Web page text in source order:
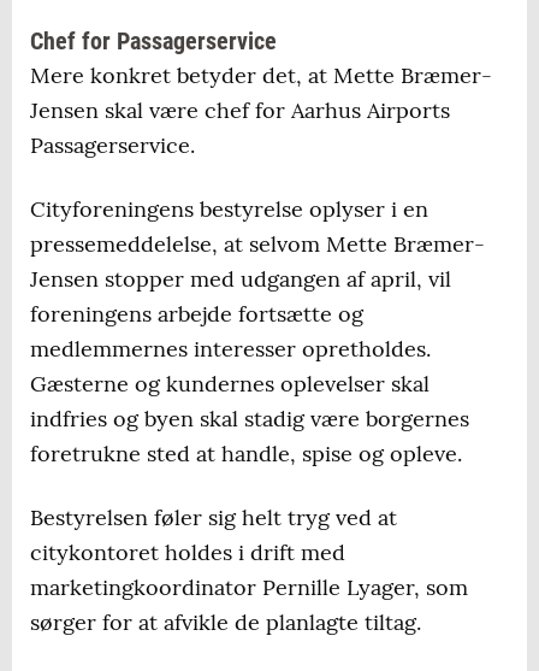
Chef for Passagerservice
Mere konkret betyder det, at Mette Bræmer-
Jensen skal være chef for Aarhus Airports
Passagerservice.
Cityforeningens bestyrelse oplyser i en
pressemeddelelse, at selvom Mette Bræmer-
Jensen stopper med udgangen af april, vil
foreningens arbejde fortsætte og
medlemmernes interesser opretholdes.
Gæsterne og kundernes oplevelser skal
indfries og byen skal stadig være borgernes
foretrukne sted at handle, spise og opleve.
Bestyrelsen føler sig helt tryg ved at
citykontoret holdes i drift med
marketingkoordinator Pernille Lyager, som
sørger for at afvikle de planlagte tiltag.